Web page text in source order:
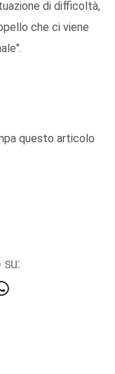
di difficoltà,
che ci viene
questo articolo